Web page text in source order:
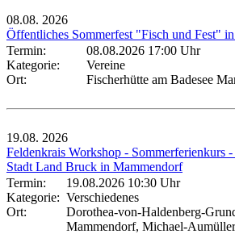
08.08. 2026
Öffentliches Sommerfest "Fisch und Fest"
Termin:
08.08.2026 17:00 Uhr
Kategorie:
Vereine
Ort:
Fischerhütte am Badesee
19.08. 2026
Feldenkrais Workshop - Sommerferienkurs
Stadt Land Bruck in Mammendorf
Termin:
19.08.2026 10:30 Uhr
Kategorie: Verschiedenes
Ort:
Dorothea-von-Haldenberg-
Mammendorf, Michael-